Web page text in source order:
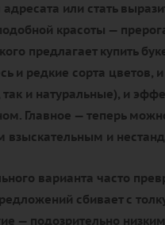
или стать
красоты —
предлагает купить
и редкие сорта
так и натуральные), и
Главное — теперь
и
варианта часто
сбивает с
— подозрительно